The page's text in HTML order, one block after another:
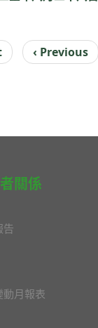
Previous
page
‹ Previous
關係
告
動月報表